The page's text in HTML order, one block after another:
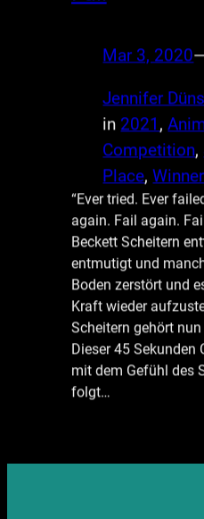
Mar 3, 2020
Jennifer
in 2021
Competition ,
Place , Winner
“Ever tried. Ever
again. Fail again.
Beckett Scheitern
entmutigt und
Boden zerstört und
Kraft wieder
Scheitern gehört
Dieser 45
mit dem Gefühl des
folgt…